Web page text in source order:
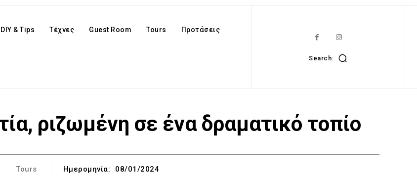
DIY & Tips Τέχνες Guest Room Tours Προτάσεις
Search:
ριζωμένη σε ένα δραματικό τοπίο
Tours Ημερομηνία: 08/01/2024